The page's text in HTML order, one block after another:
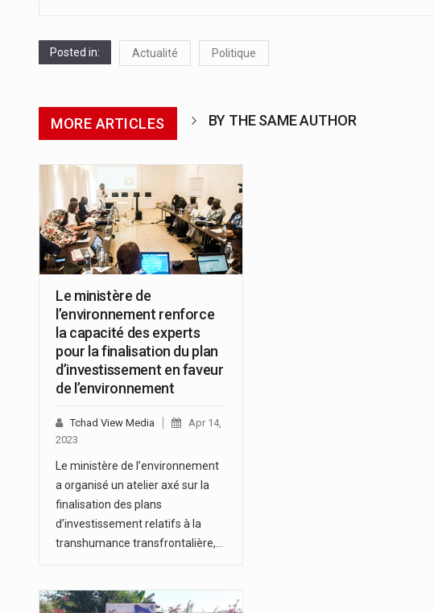
Posted in: Actualité Politique
MORE ARTICLES BY THE SAME AUTHOR
Le ministère de
l’environnement renforce
la capacité des experts
pour la finalisation du plan
d’investissement en faveur
de l’environnement
Tchad View Media
Apr 14,
2023
Le ministère de l’environnement
a organisé un atelier axé sur la
finalisation des plans
d’investissement relatifs à la
transhumance transfrontalière,…